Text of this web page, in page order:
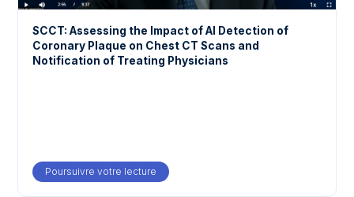
SCCT: Assessing the Impact of AI Detection of
Coronary Plaque on Chest CT Scans and
Notification of Treating Physicians
Poursuivre votre lecture about SCCT: Assessing the Impact of AI